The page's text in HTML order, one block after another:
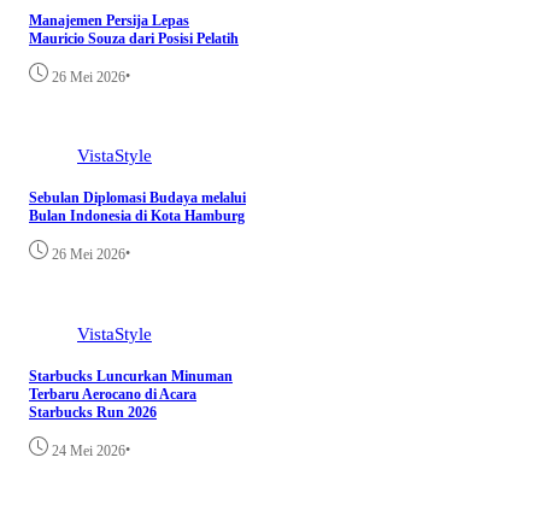
Manajemen Persija Lepas
Mauricio Souza dari Posisi Pelatih
26 Mei 2026•
VistaStyle
Sebulan Diplomasi Budaya melalui
Bulan Indonesia di Kota Hamburg
26 Mei 2026•
VistaStyle
Starbucks Luncurkan Minuman
Terbaru Aerocano di Acara
Starbucks Run 2026
24 Mei 2026•